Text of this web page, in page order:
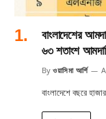
বাংলাদেশের
৬৩ শতাংশ
By ওয়াসিমা আর্শি
বাংলাদেশে বছরে